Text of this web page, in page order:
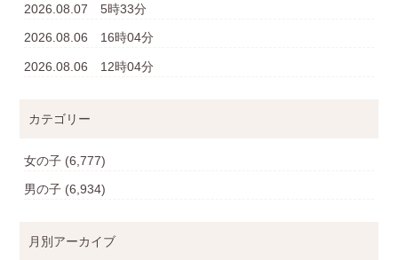
2026.08.07 5時33分
2026.08.06 16時04分
2026.08.06 12時04分
カテゴリー
女の子 (6,777)
男の子 (6,934)
月別アーカイブ